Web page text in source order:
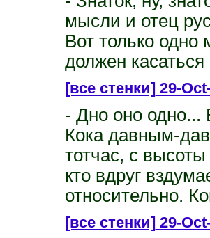
мысли и отец
Вот только одно
должен
[все стенки]29-
- Дно оно одно...
Кока давным-
тотчас, с
кто вдруг
относительно.
[все стенки]29-